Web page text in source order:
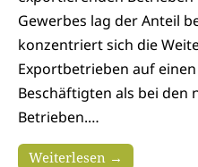
Gewerbes lag der Anteil
konzentriert sich die
Exportbetrieben auf
Beschäftigten als bei den
Betrieben.…
Weiterlesen →